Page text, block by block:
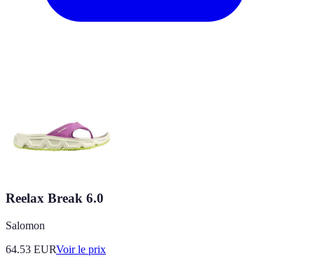
Reelax Break 6.0
Salomon
64.53 EURVoir le prix